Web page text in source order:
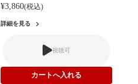
¥3,860(税込)
詳細を見る
視聴可